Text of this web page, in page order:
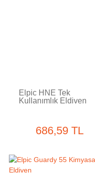
Elpic HNE Tek
Kullanımlık Eldiven
686,59 TL